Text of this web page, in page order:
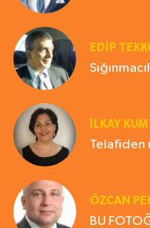
EDIP
İLKAY
Telafiden
ÖZCAN
BU